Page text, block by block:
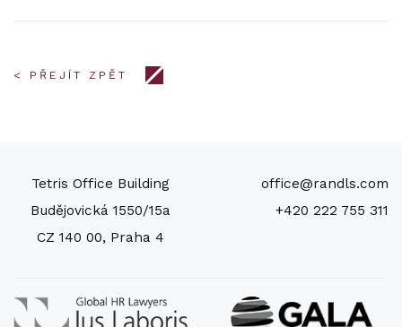
< PŘEJÍT ZPĚT
Tetris Office Building
Budějovická 1550/15a
CZ 140 00, Praha 4
office@randls.com
+420 222 755 311